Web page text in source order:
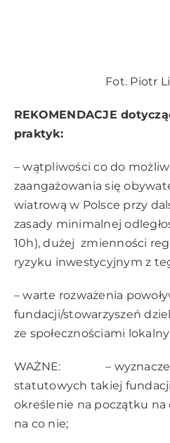
Fot. Piotr
REKOMENDACJE
praktyk:
– wątpliwości co do
zaangażowania się
wiatrową w Polsce przy
zasady minimalnej
10h), dużej zmienności
ryzyku inwestycyjnym z
– warte rozważenia
fundacji/stowarzyszeń
ze społecznościami
WAŻNE: –
statutowych takiej
określenie na początku na
na co nie;